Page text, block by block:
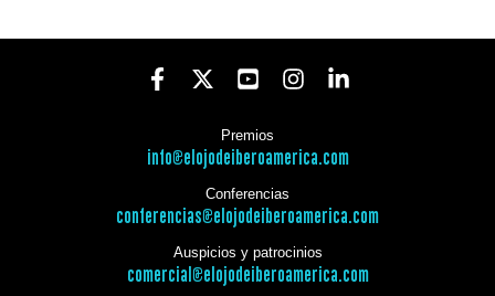
Premios
info@elojodeiberoamerica.com
Conferencias
conferencias@elojodeiberoamerica.com
Auspicios y patrocinios
comercial@elojodeiberoamerica.com